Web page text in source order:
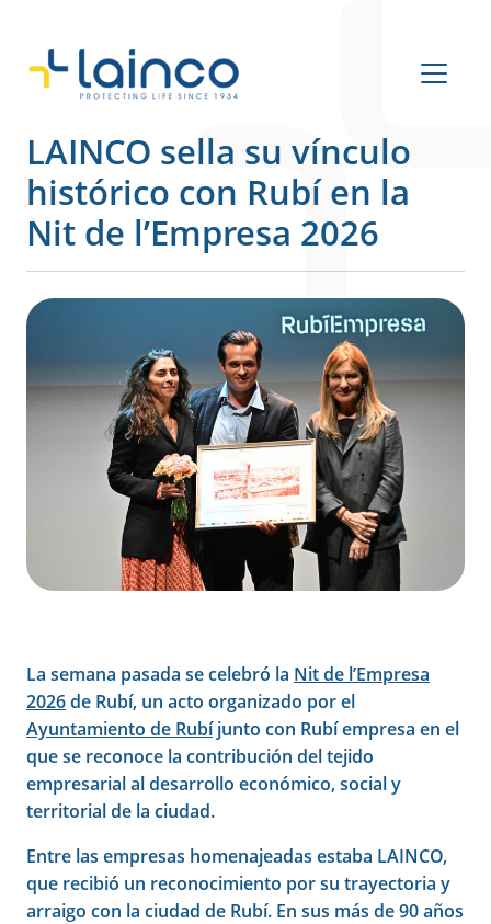
Navegación principal
LAINCO sella su vínculo
histórico con Rubí en la
Nit de l’Empresa 2026
La semana pasada se celebró la Nit de l’Empresa
2026de Rubí, un acto organizado por el
Ayuntamiento de Rubíjunto con Rubí empresa en el
que se reconoce la contribución del tejido
empresarial al desarrollo económico, social y
territorial de la ciudad.
Entre las empresas homenajeadas estaba LAINCO,
que recibió un reconocimiento por su trayectoria y
arraigo con la ciudad de Rubí. En sus más de 90 años